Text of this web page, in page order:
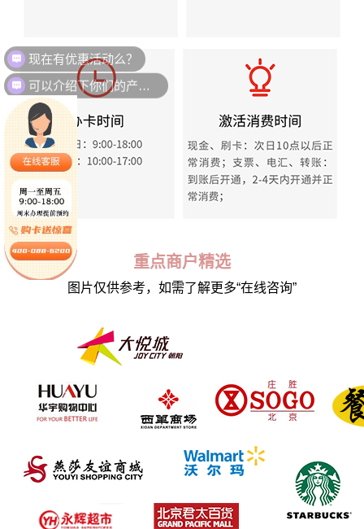
重点商户精选
图片仅供参考，如需了解更多“在线咨询”
可以介绍下你们的产品么？